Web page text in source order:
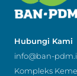
Hubungi Kami
info@ban-
Kompleks